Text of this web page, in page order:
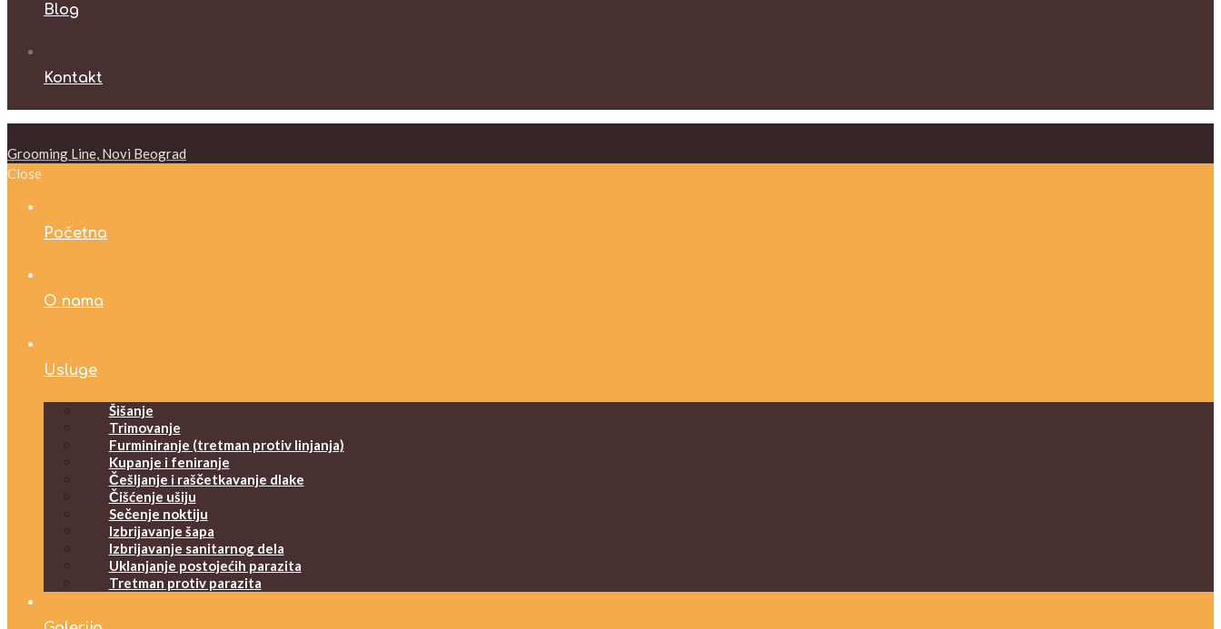
Blog
Kontakt
Grooming Line, Novi Beograd
Close
Početna
O nama
Usluge
Šišanje
Trimovanje
Furminiranje (tretman protiv linjanja)
Kupanje i feniranje
Češljanje i raščetkavanje dlake
Čišćenje ušiju
Sečenje noktiju
Izbrijavanje šapa
Izbrijavanje sanitarnog dela
Uklanjanje postojećih parazita
Tretman protiv parazita